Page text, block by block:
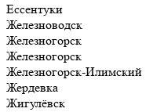
Ессентуки
Железноводск
Железногорск
Железногорск
Железногорск-Илимский
Жердевка
Жигулёвск